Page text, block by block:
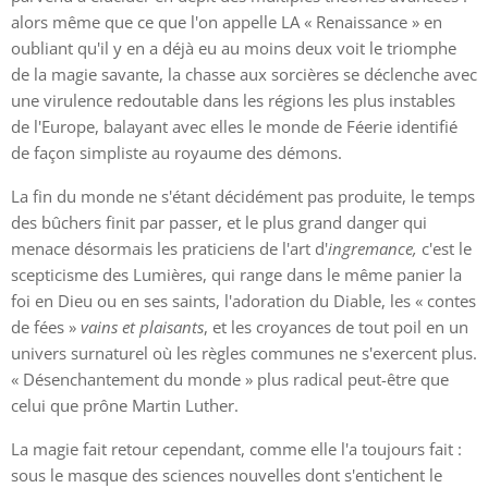
alors même que ce que l'on appelle LA « Renaissance » en
oubliant qu'il y en a déjà eu au moins deux voit le triomphe
de la magie savante, la chasse aux sorcières se déclenche avec
une virulence redoutable dans les régions les plus instables
de l'Europe, balayant avec elles le monde de Féerie identifié
de façon simpliste au royaume des démons.
La fin du monde ne s'étant décidément pas produite, le temps
des bûchers finit par passer, et le plus grand danger qui
menace désormais les praticiens de l'art d'ingremance, c'est le
scepticisme des Lumières, qui range dans le même panier la
foi en Dieu ou en ses saints, l'adoration du Diable, les « contes
de fées » vains et plaisants, et les croyances de tout poil en un
univers surnaturel où les règles communes ne s'exercent plus.
« Désenchantement du monde » plus radical peut-être que
celui que prône Martin Luther.
La magie fait retour cependant, comme elle l'a toujours fait :
sous le masque des sciences nouvelles dont s'entichent le